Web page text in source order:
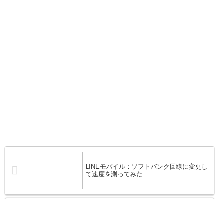
LINEモバイル：ソフトバンク回線に変更し
て速度を測ってみた